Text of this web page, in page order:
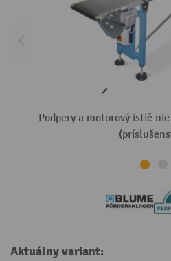
Podpery a motorový istič
Aktuálny variant: